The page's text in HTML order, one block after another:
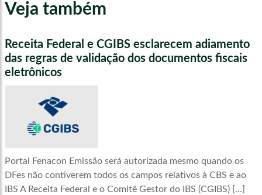
Veja também
Receita Federal e CGIBS esclarecem adiamento
das regras de validação dos documentos fiscais
eletrônicos
Portal Fenacon Emissão será autorizada mesmo quando os
DFes não contiverem todos os campos relativos à CBS e ao
IBS A Receita Federal e o Comitê Gestor do IBS (CGIBS) […]